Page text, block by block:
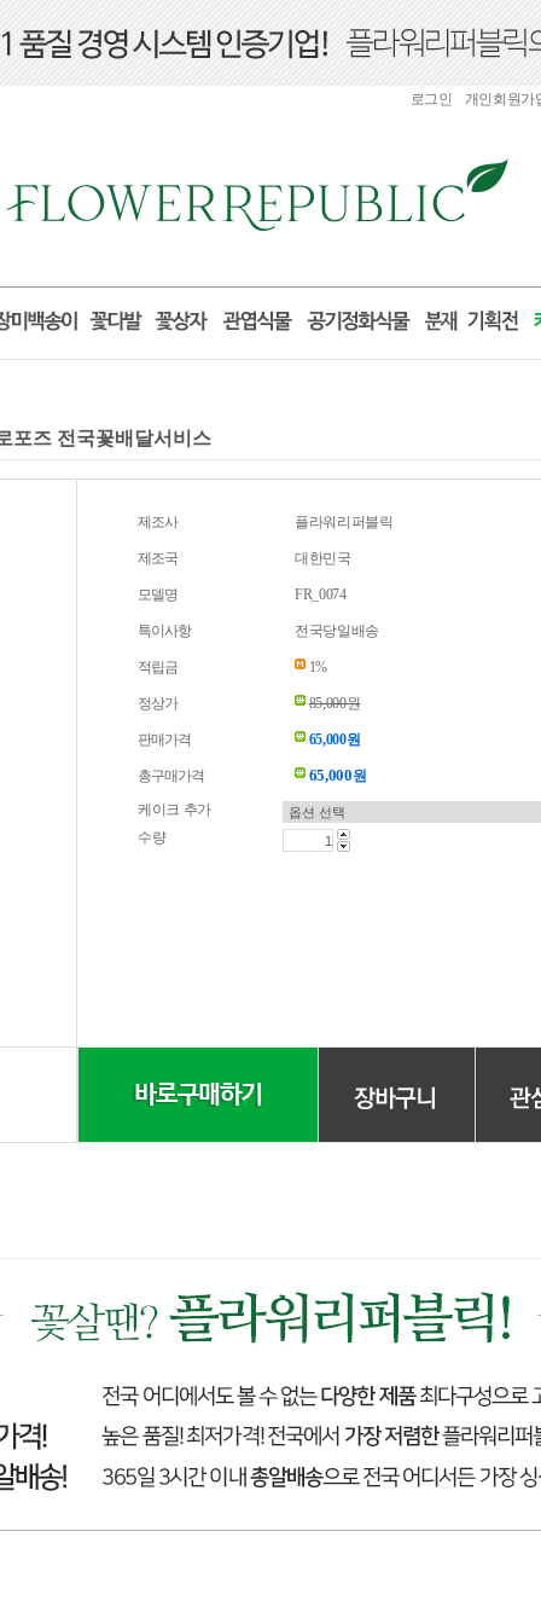
로그인 개인회원가
포즈 전국꽃배달서비스
제조사 플라워리퍼블릭
제조국 대한민국
모델명 FR_0074
특이사항 전국당일배송
적립금 1%
정상가 85,000원
판매가격 65,000원
총구매가격 65,000원
케이크 추가
수량